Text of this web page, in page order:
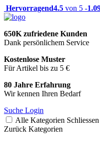
Hervorragend4.5 von 5 -
650K zufriedene Kunden
Dank persönlichem Service
Kostenlose Muster
Für Artikel bis zu 5 €
80 Jahre Erfahrung
Wir kennen Ihren Bedarf
Suche Login
Alle Kategorien Schliessen
Zurück Kategorien